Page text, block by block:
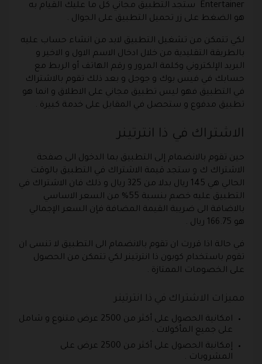
Entertainer ستجد التطبيق مجاني كل ما عليك القيام به
هو الضغط على زر تحميل التطبيق على الجوال .
لكي تتمكن من تشغيل التطبيق لابد من انشاء حساب عليه
بالطريقة التقليدية من خلال ادخال الاسم الاول و الاخير و
البريد الإلكتروني وكلمة المرور و رقم الهاتف أو الربط مع
حسابك في فيس بوك و جوجل و بعد ذلك تقوم بالاشتراك
في التطبيق فهو ليس تطبيق مجاني على الاطلاق و انما هو
تطبيق مدفوع و ستحصل في المقابل على خدمة كبيرة .
الاشتراك في ذا انترتينر
حين تقوم بالانضمام إلى التطبيق بما الدخول الى صفحة
الاشتراك ك و ستجد قيمة الاشتراك في التطبيق بالوقت
الحالي هي 145 ريال بدلا من 325 ريال و ذلك فان الاشتراك في
التطبيق عليه خصم بنسبة 55% من السعر الاساسي
بالاضافة الى ضريبة القيمة المضافة فإن السعر الإجمالي
هو 166.75 ريال .
في حالة اذا قررت ان تقوم بالانضمام الى التطبيق لا تنسى ان
تقوم باستخدام كوبون ذا انترتينر لكي تتمكن من الحصول
على الخصومات الممتازة .
مميزات الاشتراك في ذا انترتينر
امكانية الحصول على أكثر من 2500 عرض متنوع و شامل
على جميع المأكولات .
إمكانية الحصول على أكثر من 2500 عرض على
المشروبات .